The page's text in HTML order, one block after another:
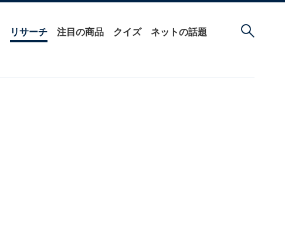
リサーチ 注目の商品 クイズ ネットの話題